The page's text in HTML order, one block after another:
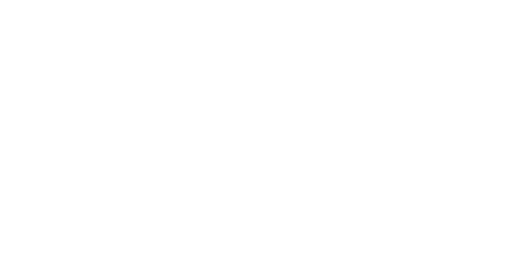
đông. Không nên tưới nước quá nhiều cho cây.
trồng 7-10 ngày) ta nên phun bổ sung các loại phân hữu cơ sinh học
dùng chế phẩm hữu cơ hoặc ngâm phân giun vào nước theo tỷ lệ 1kg phân
giun tưới cho cây. Sau khi thu hoạch rau ta bổ sung phân giun vào thùng
tiếp đợt rau tiếp theo.
thảo dược phòng ngừa sâu bệnh. Để phòng ngừa sâu bệnh đạt hiệu quả
3 nắng. bổ sung hỗn hợp phân giun và đất vào thùng cách miệng 2cm, sử